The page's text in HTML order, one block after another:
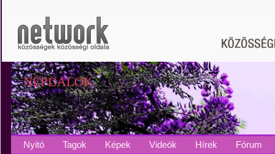
NÉPDALOK
Nyitó Tagok Képek Videók Hírek Fórum